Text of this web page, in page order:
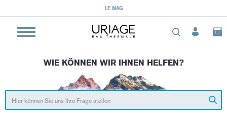
LE MAG
WIE KÖNNEN WIR IHNEN HELFEN?